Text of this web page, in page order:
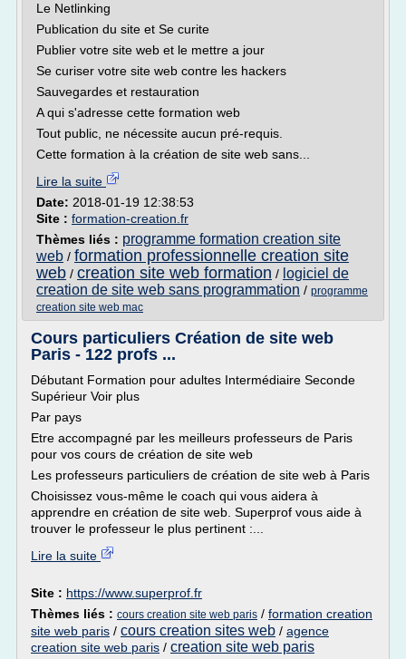
Le Netlinking
Publication du site et Se curite
Publier votre site web et le mettre a jour
Se curiser votre site web contre les hackers
Sauvegardes et restauration
A qui s'adresse cette formation web
Tout public, ne nécessite aucun pré-requis.
Cette formation à la création de site web sans...
Lire la suite
Date: 2018-01-19 12:38:53
Site : formation-creation.fr
Thèmes liés : programme formation creation site
web / formation professionnelle creation site
web / creation site web formation / logiciel de
creation de site web sans programmation / programme
creation site web mac
Cours particuliers Création de site web
Paris - 122 profs ...
Débutant Formation pour adultes Intermédiaire Seconde
Supérieur Voir plus
Par pays
Etre accompagné par les meilleurs professeurs de Paris
pour vos cours de création de site web
Les professeurs particuliers de création de site web à Paris
Choisissez vous-même le coach qui vous aidera à
apprendre en création de site web. Superprof vous aide à
trouver le professeur le plus pertinent :...
Lire la suite
Site : https://www.superprof.fr
Thèmes liés : cours creation site web paris / formation creation
site web paris / cours creation sites web / agence
creation site web paris / creation site web paris